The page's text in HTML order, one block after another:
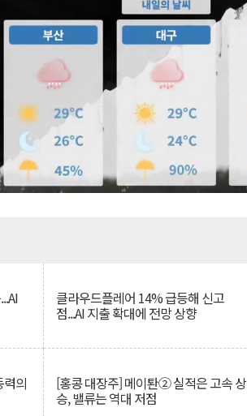
클라우드플레어 14% 급등해 신고
점...AI 지출 확대에 전망 상향
의 [홍콩 대장주] 메이퇀② 실적은 고속 상
승, 밸류는 역대 저점